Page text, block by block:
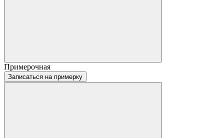
Примерочная
Записаться на примерку